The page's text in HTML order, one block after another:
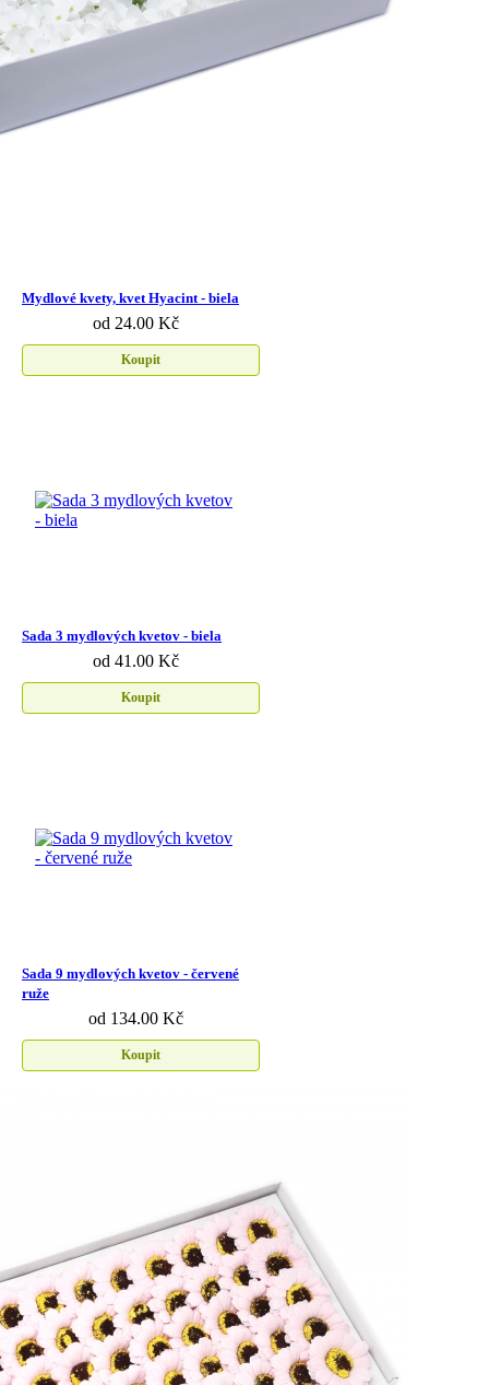
Mydlové kvety, kvet Hyacint - biela
od 24.00 Kč
Koupit
Sada 3 mydlových kvetov - biela
od 41.00 Kč
Koupit
Sada 9 mydlových kvetov - červené
ruže
od 134.00 Kč
Koupit